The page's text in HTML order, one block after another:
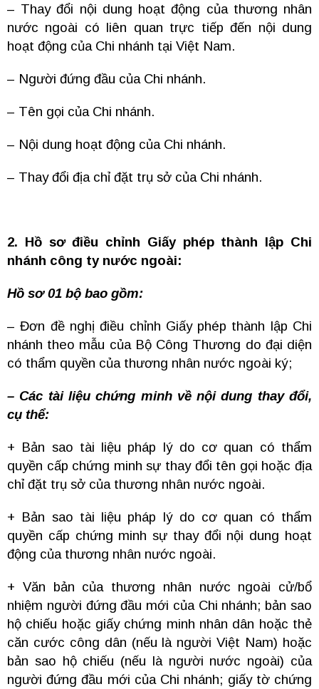
– Thay đổi nội dung hoạt động của thương nhân
nước ngoài có liên quan trực tiếp đến nội dung
hoạt động của Chi nhánh tại Việt Nam.
– Người đứng đầu của Chi nhánh.
– Tên gọi của Chi nhánh.
– Nội dung hoạt động của Chi nhánh.
– Thay đổi địa chỉ đặt trụ sở của Chi nhánh.
2. Hồ sơ điều chỉnh Giấy phép thành lập Chi
nhánh công ty nước ngoài:
Hồ sơ 01 bộ bao gồm:
– Đơn đề nghị điều chỉnh Giấy phép thành lập Chi
nhánh theo mẫu của Bộ Công Thương do đại diện
có thẩm quyền của thương nhân nước ngoài ký;
– Các tài liệu chứng minh về nội dung thay đổi,
cụ thể:
+ Bản sao tài liệu pháp lý do cơ quan có thẩm
quyền cấp chứng minh sự thay đổi tên gọi hoặc địa
chỉ đặt trụ sở của thương nhân nước ngoài.
+ Bản sao tài liệu pháp lý do cơ quan có thẩm
quyền cấp chứng minh sự thay đổi nội dung hoạt
động của thương nhân nước ngoài.
+ Văn bản của thương nhân nước ngoài cử/bổ
nhiệm người đứng đầu mới của Chi nhánh; bản sao
hộ chiếu hoặc giấy chứng minh nhân dân hoặc thẻ
căn cước công dân (nếu là người Việt Nam) hoặc
bản sao hộ chiếu (nếu là người nước ngoài) của
người đứng đầu mới của Chi nhánh; giấy tờ chứng